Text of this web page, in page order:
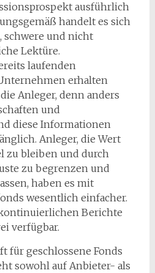
ausführlich
handelt es sich
schwere und nicht
Lektüre.
laufenden
erhalten
Anleger, denn anders
und
diese Informationen
Anleger, die Wert
zu bleiben und durch
zu begrenzen und
haben es mit
wesentlich einfacher.
Berichte
verfügbar.
für geschlossene Fonds
sowohl auf Anbieter- als